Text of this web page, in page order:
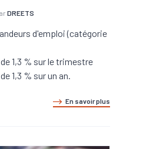
DREETS
d'emploi (catégorie
1,3 % sur le trimestre
1,3 % sur un an.
En savoir plus